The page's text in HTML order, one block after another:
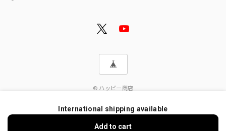
© ハッピー商店
International shipping available
Add to cart